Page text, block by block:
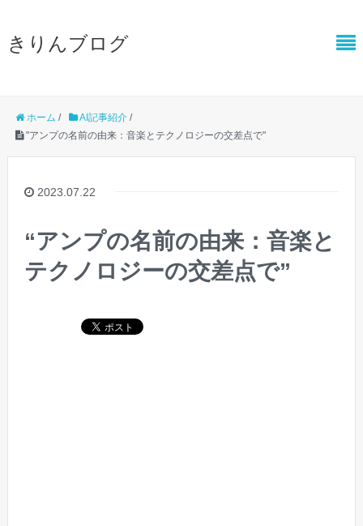
きりんブログ
ホーム / AI記事紹介/
"アンプの名前の由来：音楽とテクノロジーの交差点で"
2023.07.22
“アンプの名前の由来：音楽と
テクノロジーの交差点で”